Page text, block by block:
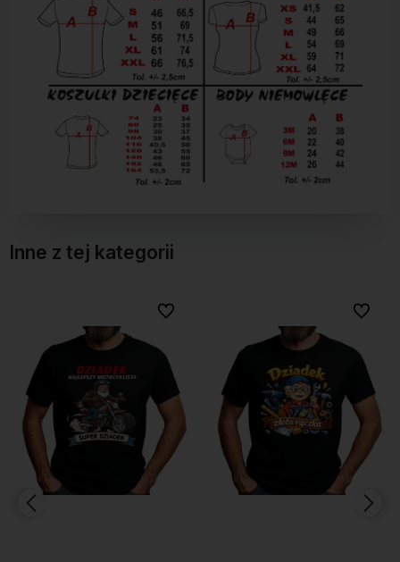
Inne z tej kategorii
Do ulubionych
Do ulubionych Do
Do